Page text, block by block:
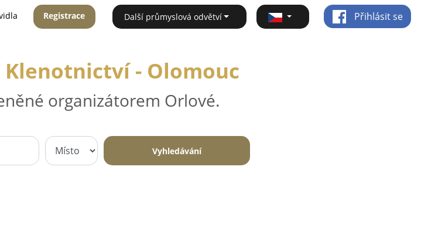
Registrace Další průmyslová odvětví Přihlásit se
- Olomouc
organizátorem Orlové.
Vyhledávání